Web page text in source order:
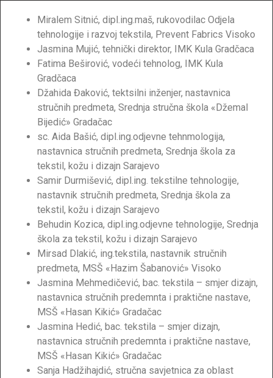
Miralem Sitnić, dipl.ing.maš, rukovodilac Odjela
tehnologije i razvoj tekstila, Prevent Fabrics Visoko
Jasmina Mujić, tehnički direktor, IMK Kula Gradčaca
Fatima Beširović, vodeći tehnolog, IMK Kula
Gradčaca
Džahida Đaković, tektsilni inženjer, nastavnica
stručnih predmeta, Srednja stručna škola «Džemal
Bijedić» Gradačac
sc. Aida Bašić, dipl.ing.odjevne tehnmologija,
nastavnica stručnih predmeta, Srednja škola za
tekstil, kožu i dizajn Sarajevo
Samir Durmišević, dipl.ing. tekstilne tehnologije,
nastavnik stručnih predmeta, Srednja škola za
tekstil, kožu i dizajn Sarajevo
Behudin Kozica, dipl.ing.odjevne tehnologije, Srednja
škola za tekstil, kožu i dizajn Sarajevo
Mirsad Dlakić, ing.tekstila, nastavnik stručnih
predmeta, MSŠ «Hazim Šabanović» Visoko
Jasmina Mehmedičević, bac. tekstila – smjer dizajn,
nastavnica stručnih predemnta i praktične nastave,
MSŠ «Hasan Kikić» Gradačac
Jasmina Hedić, bac. tekstila – smjer dizajn,
nastavnica stručnih predemnta i praktične nastave,
MSŠ «Hasan Kikić» Gradačac
Sanja Hadžihajdić, stručna savjetnica za oblast